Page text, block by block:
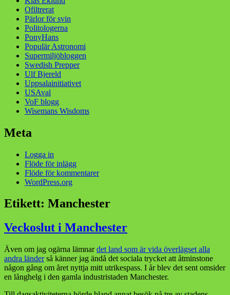
Ofiltrerat
Pärlor för svin
Politologerna
PonyHans
Populär Astronomi
Supermiljöbloggen
Swedish Prepper
Ulf Bjereld
Uppsalainitiativet
USAval
VoF blogg
Wisemans Wisdoms
Meta
Logga in
Flöde för inlägg
Flöde för kommentarer
WordPress.org
Etikett: Manchester
Veckoslut i Manchester
Även om jag ogärna lämnardet land som är vida överlägset alla
andra länderså känner jag ändå det sociala trycket att åtminstone
någon gång om året nyttja mitt utrikespass. I år blev det sent omsider
en långhelg i den gamla industristaden Manchester.